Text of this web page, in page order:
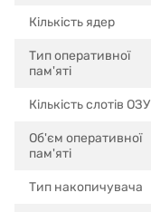
Кількість ядер
Тип оперативної
пам'яті
Кількість слотів ОЗУ
Об'єм оперативної
пам'яті
Тип накопичувача